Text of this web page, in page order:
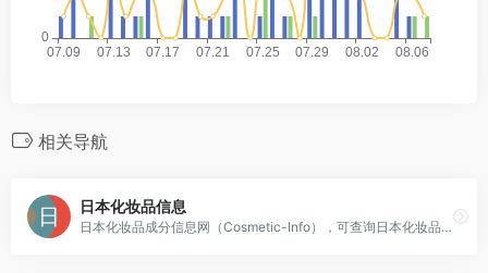
相关导航
日本化妆品信息
日本化妆品成分信息网（Cosmetic-Info），可查询日本化妆品和医药部外品相关信息，以及化妆品原料信息，还可查询很多日系产品的全成分。